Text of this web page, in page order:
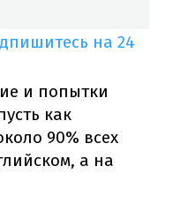
на 24
и попытки
как
90% всех
а на